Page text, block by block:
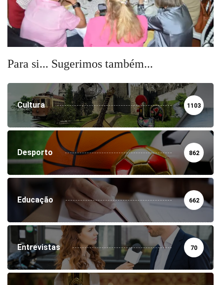
Para si... Sugerimos também...
Cultura 1103
Desporto 862
Educação 662
Entrevistas 70